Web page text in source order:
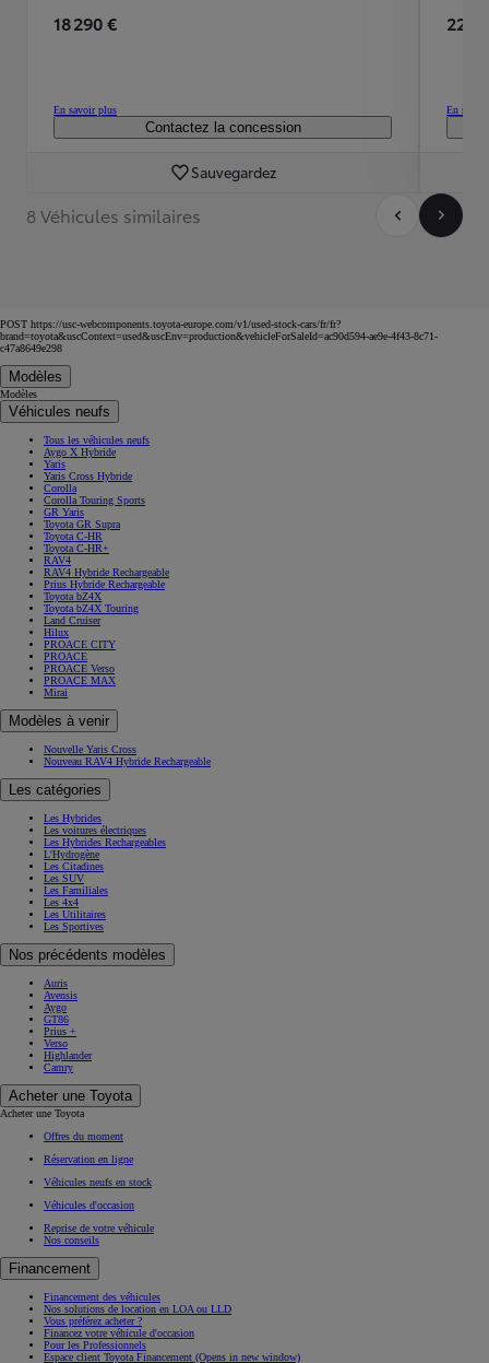
18 290 €
En savoir plus
Contactez la concession
Sauvegardez
22
En
8 Véhicules similaires
POST https://usc-webcomponents.toyota-europe.com/v1/used-stock-cars/fr/fr?
brand=toyota&uscContext=used&uscEnv=production&vehicleForSaleId=ac90d594-ae9e-4f43-8c71-
c47a8649e298
Modèles
Modèles
Véhicules neufs
Tous les véhicules neufs
Aygo X Hybride
Yaris
Yaris Cross Hybride
Corolla
Corolla Touring Sports
GR Yaris
Toyota GR Supra
Toyota C-HR
Toyota C-HR+
RAV4
RAV4 Hybride Rechargeable
Prius Hybride Rechargeable
Toyota bZ4X
Toyota bZ4X Touring
Land Cruiser
Hilux
PROACE CITY
PROACE
PROACE Verso
PROACE MAX
Mirai
Modèles à venir
Nouvelle Yaris Cross
Nouveau RAV4 Hybride Rechargeable
Les catégories
Les Hybrides
Les voitures électriques
Les Hybrides Rechargeables
L'Hydrogène
Les Citadines
Les SUV
Les Familiales
Les 4x4
Les Utilitaires
Les Sportives
Nos précédents modèles
Auris
Avensis
Aygo
GT86
Prius +
Verso
Highlander
Camry
Acheter une Toyota
Acheter une Toyota
Offres du moment
Réservation en ligne
Véhicules neufs en stock
Véhicules d'occasion
Reprise de votre véhicule
Nos conseils
Financement
Financement des véhicules
Nos solutions de location en LOA ou LLD
Vous préférez acheter ?
Financez votre véhicule d'occasion
Pour les Professionnels
Espace client Toyota Financement (Opens in new window)